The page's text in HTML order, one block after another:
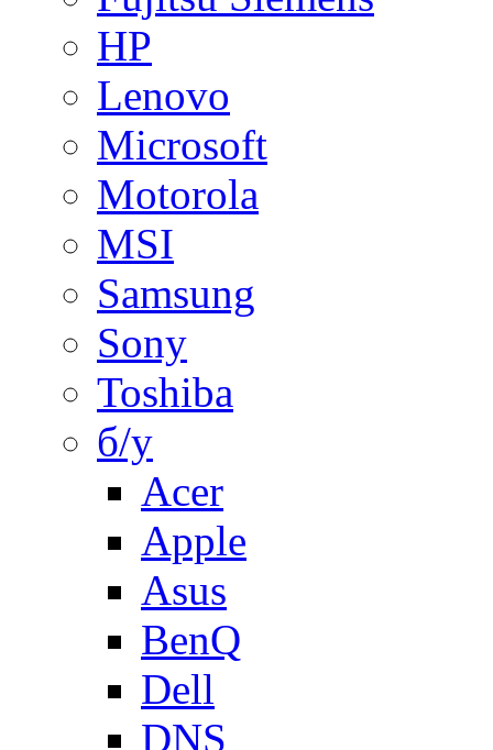
HP
Lenovo
Microsoft
Motorola
MSI
Samsung
Sony
Toshiba
б/у
Acer
Apple
Asus
BenQ
Dell
DNS